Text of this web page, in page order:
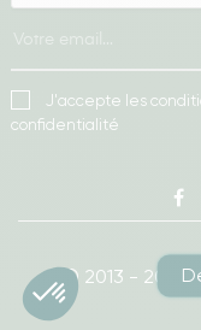
J'accepte les
confidentialité
© 2013 - 2026